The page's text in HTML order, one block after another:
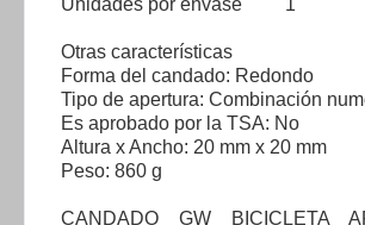
Unidades por envase 1
Otras características
Forma del candado: Redondo
Tipo de apertura: Combinación
Es aprobado por la TSA: No
Altura x Ancho: 20 mm x 20 mm
Peso: 860 g
CANDADO GW BICICLETA